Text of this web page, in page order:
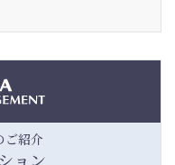
ご紹介
ョン